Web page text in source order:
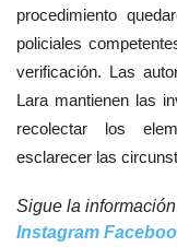
procedimiento
policiales
verificación. Las
Lara mantienen las
recolectar los
esclarecer las
Sigue la
Instagram